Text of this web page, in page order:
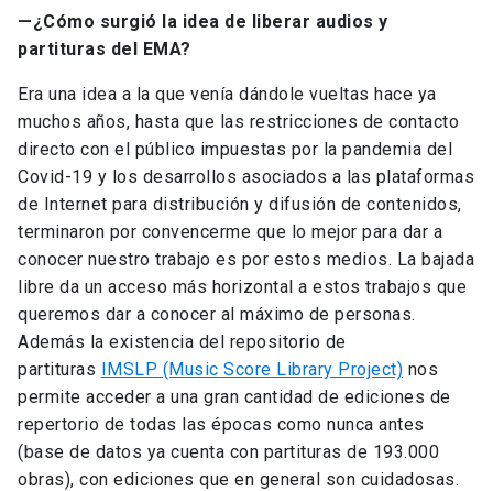
—¿Cómo surgió la idea de liberar audios y
partituras del EMA?
Era una idea a la que venía dándole vueltas hace ya
muchos años, hasta que las restricciones de contacto
directo con el público impuestas por la pandemia del
Covid-19 y los desarrollos asociados a las plataformas
de Internet para distribución y difusión de contenidos,
terminaron por convencerme que lo mejor para dar a
conocer nuestro trabajo es por estos medios. La bajada
libre da un acceso más horizontal a estos trabajos que
queremos dar a conocer al máximo de personas.
Además la existencia del repositorio de
partituras IMSLP (Music Score Library Project) nos
permite acceder a una gran cantidad de ediciones de
repertorio de todas las épocas como nunca antes
(base de datos ya cuenta con partituras de 193.000
obras), con ediciones que en general son cuidadosas.